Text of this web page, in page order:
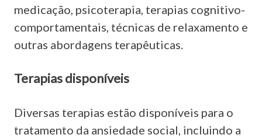
medicação, psicoterapia, terapias cognitivo-
comportamentais, técnicas de relaxamento e
outras abordagens terapêuticas.
Terapias disponíveis
Diversas terapias estão disponíveis para o
tratamento da ansiedade social, incluindo a